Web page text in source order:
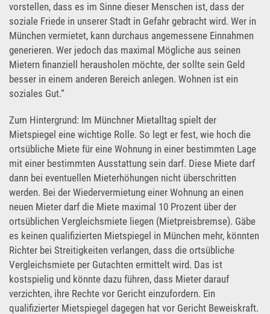
vorstellen, dass es im Sinne dieser Menschen ist, dass der
soziale Friede in unserer Stadt in Gefahr gebracht wird. Wer in
München vermietet, kann durchaus angemessene Einnahmen
generieren. Wer jedoch das maximal Mögliche aus seinen
Mietern finanziell herausholen möchte, der sollte sein Geld
besser in einem anderen Bereich anlegen. Wohnen ist ein
soziales Gut.“
Zum Hintergrund: Im Münchner Mietalltag spielt der
Mietspiegel eine wichtige Rolle. So legt er fest, wie hoch die
ortsübliche Miete für eine Wohnung in einer bestimmten Lage
mit einer bestimmten Ausstattung sein darf. Diese Miete darf
dann bei eventuellen Mieterhöhungen nicht überschritten
werden. Bei der Wiedervermietung einer Wohnung an einen
neuen Mieter darf die Miete maximal 10 Prozent über der
ortsüblichen Vergleichsmiete liegen (Mietpreisbremse). Gäbe
es keinen qualifizierten Mietspiegel in München mehr, könnten
Richter bei Streitigkeiten verlangen, dass die ortsübliche
Vergleichsmiete per Gutachten ermittelt wird. Das ist
kostspielig und könnte dazu führen, dass Mieter darauf
verzichten, ihre Rechte vor Gericht einzufordern. Ein
qualifizierter Mietspiegel dagegen hat vor Gericht Beweiskraft.